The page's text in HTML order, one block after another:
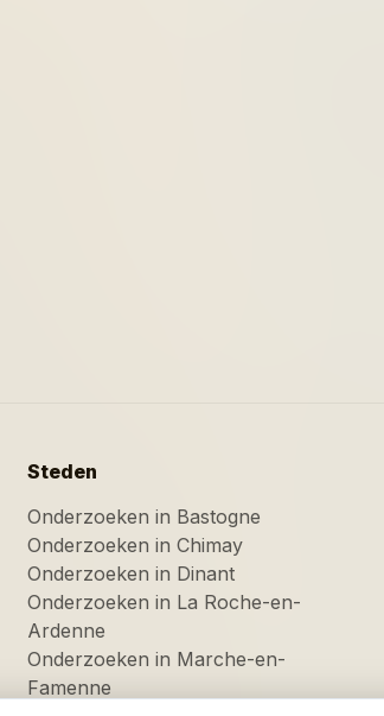
Steden
Onderzoeken in Bastogne
Onderzoeken in Chimay
Onderzoeken in Dinant
Onderzoeken in La Roche-en-
Ardenne
Onderzoeken in Marche-en-
Famenne